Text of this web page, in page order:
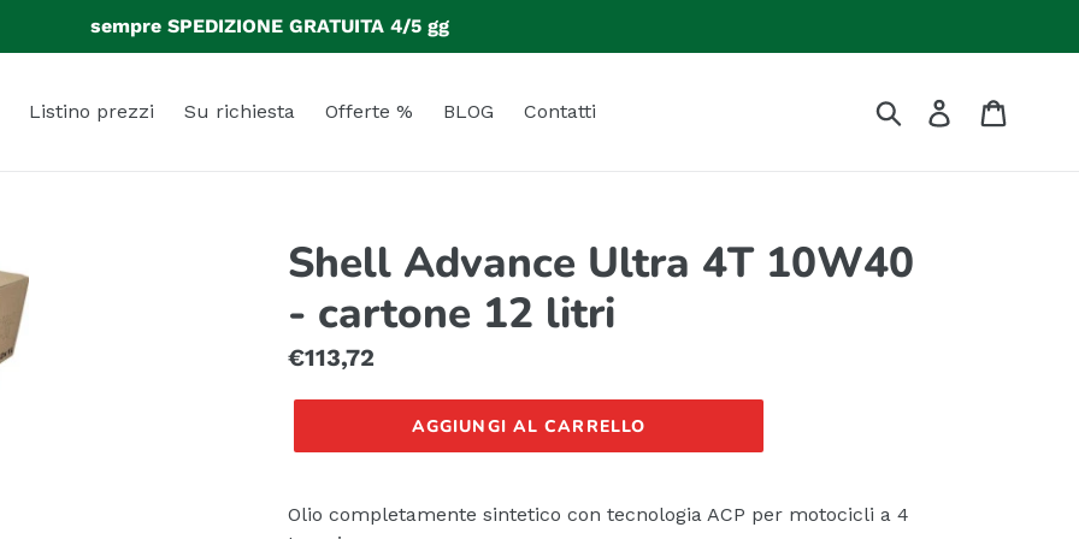
sempre SPEDIZIONE GRATUITA 4/5 gg
Listino prezzi Su richiesta Offerte % BLOG Contatti Invia Accedi
Shell Advance Ultra 4T 10W40
- cartone 12 litri
Prezzo
di
€113,72
AGGIUNGI AL CARRELLO
Olio completamente sintetico con tecnologia ACP per motocicli a 4